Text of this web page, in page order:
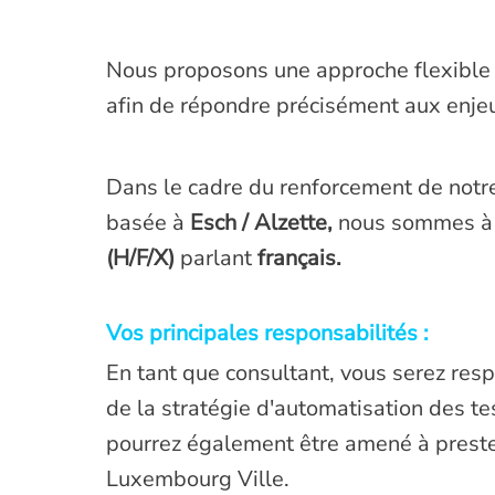
Nous proposons une approche
afin de répondre précisément aux
Dans le cadre du renforcement de
basée à Esch / Alzette, nous sommes
(H/F/X) parlantfrançais.
Vos principales responsabilités :
En tant que consultant, vous serez
de la stratégie d'automatisation des
pourrez également être amené à
Luxembourg Ville.